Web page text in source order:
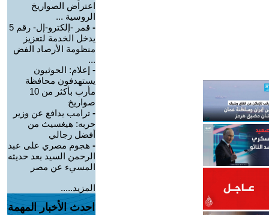
اعتراض الصواريخ
الروسية ...
-
قمر -إلكترو-إل- رقم 5
يدخل الخدمة لتعزيز
منظومة الأرصاد الفض
...
- إعلام: الحوثيون
يستهدفون محافظة
مأرب بأكثر من 10
صواريخ
- ترامب يدافع عن وزير
حربه: هيغسيث من
أفضل رجالي
- هجوم مصري على عبد
الرحمن السيد بعد حديثه
المسيء عن مصر
المزيد.....
احدث الأخبار المهمة